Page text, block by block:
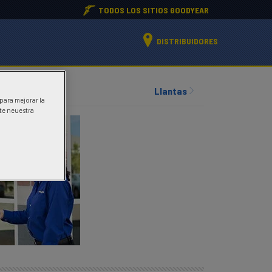
TODOS LOS SITIOS GOODYEAR
DISTRIBUIDORES
Llantas
mejorar la
neuestra